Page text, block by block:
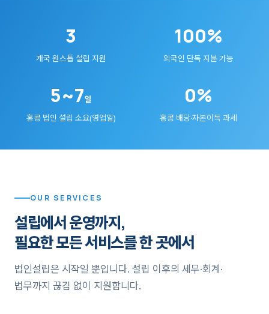
3
개국 원스톱 설립 지원
100%
외국인 단독 지분 가능
5~7일
홍콩 법인 설립 소요(영업일)
0%
홍콩 배당·자본이득 과세
OUR SERVICES
설립에서 운영까지,
필요한 모든 서비스를 한 곳에서
법인설립은 시작일 뿐입니다. 설립 이후의 세무·회계·
법무까지 끊김 없이 지원합니다.